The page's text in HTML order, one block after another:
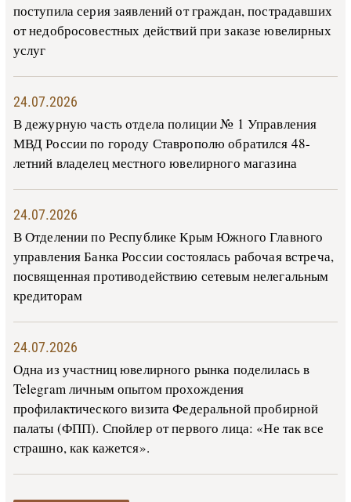
поступила серия заявлений от граждан, пострадавших
от недобросовестных действий при заказе ювелирных
услуг
24.07.2026
В дежурную часть отдела полиции № 1 Управления
МВД России по городу Ставрополю обратился 48-
летний владелец местного ювелирного магазина
24.07.2026
В Отделении по Республике Крым Южного Главного
управления Банка России состоялась рабочая встреча,
посвященная противодействию сетевым нелегальным
кредиторам
24.07.2026
Одна из участниц ювелирного рынка поделилась в
Telegram личным опытом прохождения
профилактического визита Федеральной пробирной
палаты (ФПП). Спойлер от первого лица: «Не так все
страшно, как кажется».